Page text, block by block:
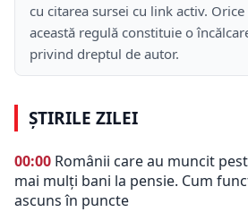
cu citarea sursei cu link activ.
această regulă constituie o
privind dreptul de autor.
ȘTIRILE ZILEI
00:00 Românii care au muncit
mai mulți bani la pensie. Cum
ascuns în puncte